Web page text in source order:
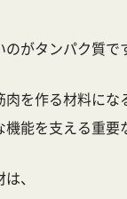
がタンパク質で
肉を作る材料にな
能を支える重要
、